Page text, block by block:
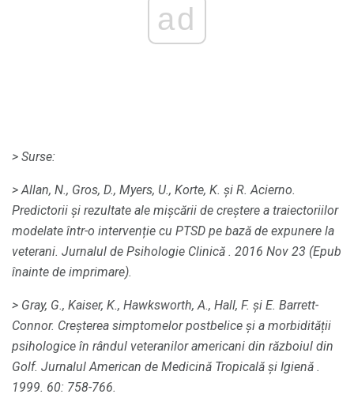
ad
> Surse:
> Allan, N., Gros, D., Myers, U., Korte, K. și R. Acierno.
Predictorii și rezultate ale mișcării de creștere a traiectoriilor
modelate într-o intervenție cu PTSD pe bază de expunere la
veterani. Jurnalul de Psihologie Clinică . 2016 Nov 23 (Epub
înainte de imprimare).
> Gray, G., Kaiser, K., Hawksworth, A., Hall, F. și E. Barrett-
Connor. Creșterea simptomelor postbelice și a morbidității
psihologice în rândul veteranilor americani din războiul din
Golf. Jurnalul American de Medicină Tropicală și Igienă .
1999. 60: 758-766.